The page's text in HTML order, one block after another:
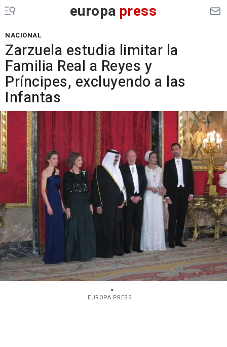
europa press
NACIONAL
Zarzuela estudia limitar la
Familia Real a Reyes y
Príncipes, excluyendo a las
Infantas
EUROPA PRESS